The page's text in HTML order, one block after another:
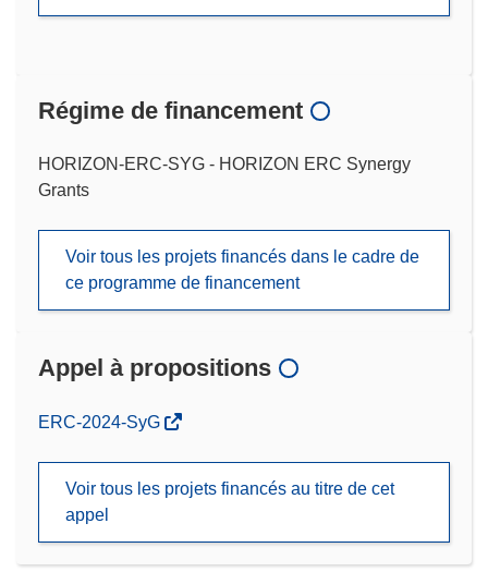
Régime de financement
HORIZON-ERC-SYG - HORIZON ERC Synergy
Grants
Voir tous les projets financés dans le cadre de
ce programme de financement
Appel à propositions
(s’ouvre
nouvelle
fenêtre)
ERC-2024-SyG
Voir tous les projets financés au titre de cet
appel